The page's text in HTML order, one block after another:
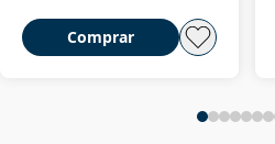
Comprar